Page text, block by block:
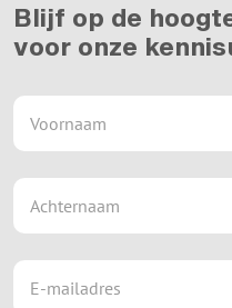
Blijf op de
voor onze